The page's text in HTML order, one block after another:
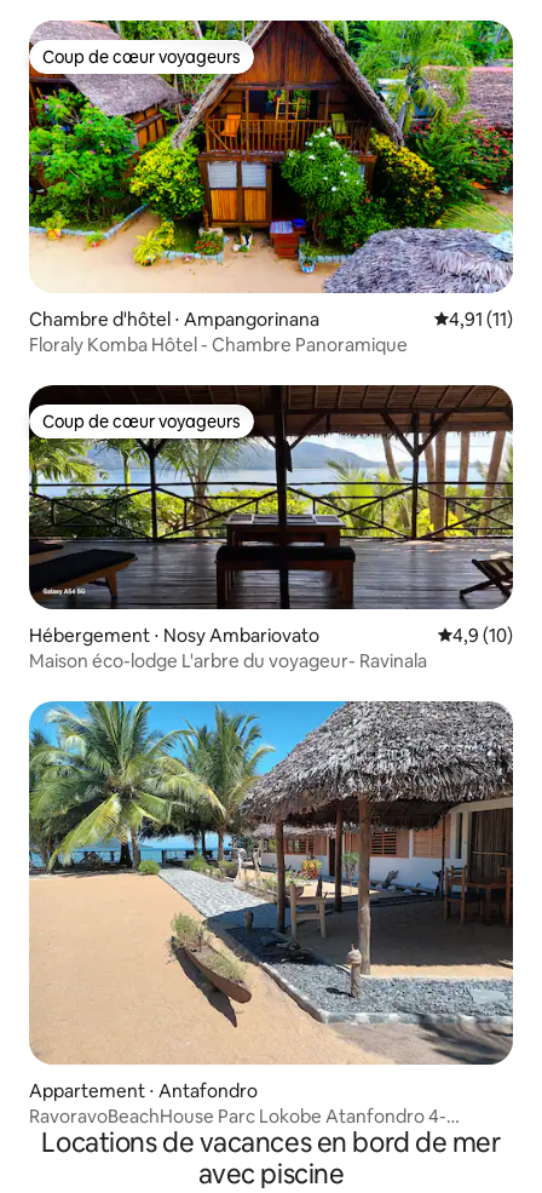
Coup de cœur voyageurs
Coup de cœur voyageurs
Chambre d'hôtel ⋅ Ampangorinana Évaluation
4,91 (11)
Floraly Komba Hôtel - Chambre Panoramique
Coup de cœur voyageurs
Coup de cœur voyageurs
Hébergement ⋅ Nosy Ambariovato Évaluation
4,9 (10)
Maison éco-lodge L'arbre du voyageur- Ravinala
Appartement ⋅ Antafondro
RavoravoBeachHouse Parc Lokobe Atanfondro 4-
10 personnes
Locations de vacances en bord de mer
avec piscine